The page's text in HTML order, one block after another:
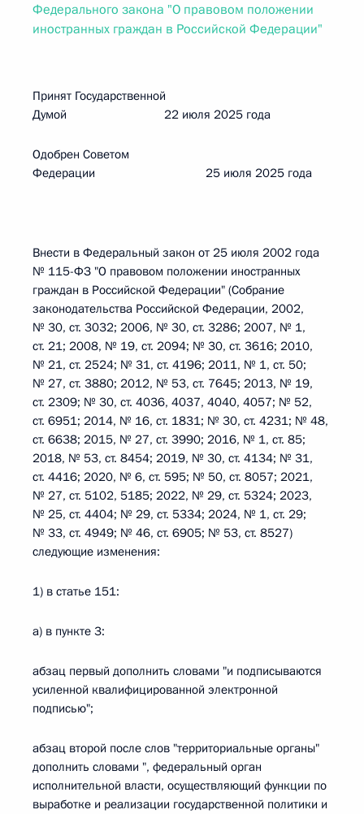
Федерального закона "О правовом положении
иностранных граждан в Российской Федерации"
Принят Государственной
Думой 22 июля 2025 года
Одобрен Советом
Федерации 25 июля 2025 года
Внести в Федеральный закон от 25 июля 2002 года
№ 115-ФЗ "О правовом положении иностранных
граждан в Российской Федерации" (Собрание
законодательства Российской Федерации, 2002,
№ 30, ст. 3032; 2006, № 30, ст. 3286; 2007, № 1,
ст. 21; 2008, № 19, ст. 2094; № 30, ст. 3616; 2010,
№ 21, ст. 2524; № 31, ст. 4196; 2011, № 1, ст. 50;
№ 27, ст. 3880; 2012, № 53, ст. 7645; 2013, № 19,
ст. 2309; № 30, ст. 4036, 4037, 4040, 4057; № 52,
ст. 6951; 2014, № 16, ст. 1831; № 30, ст. 4231; № 48,
ст. 6638; 2015, № 27, ст. 3990; 2016, № 1, ст. 85;
2018, № 53, ст. 8454; 2019, № 30, ст. 4134; № 31,
ст. 4416; 2020, № 6, ст. 595; № 50, ст. 8057; 2021,
№ 27, ст. 5102, 5185; 2022, № 29, ст. 5324; 2023,
№ 25, ст. 4404; № 29, ст. 5334; 2024, № 1, ст. 29;
№ 33, ст. 4949; № 46, ст. 6905; № 53, ст. 8527)
следующие изменения:
1) в статье 151:
а) в пункте 3:
абзац первый дополнить словами "и подписываются
усиленной квалифицированной электронной
подписью";
абзац второй после слов "территориальные органы"
дополнить словами ", федеральный орган
исполнительной власти, осуществляющий функции по
выработке и реализации государственной политики и